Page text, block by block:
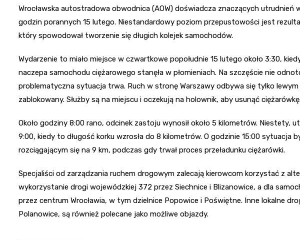
Wrocławska autostradowa obwodnica (AOW) doświadcza znaczących
godzin porannych 15 lutego. Niestandardowy poziom przepustowości jest
który spowodował tworzenie się długich kolejek samochodów.
Wydarzenie to miało miejsce w czwartkowe popołudnie 15 lutego około 3:30,
naczepa samochodu ciężarowego stanęła w płomieniach. Na szczęście nie
problematyczna sytuacja trwa. Ruch w stronę Warszawy odbywa się tylko
zablokowany. Służby są na miejscu i oczekują na holownik, aby usunąć
Około godziny 8:00 rano, odcinek zastoju wynosił około 5 kilometrów. Niestety,
9:00, kiedy to długość korku wzrosła do 8 kilometrów. O godzinie 15:00 sytuacja
rozciągającym się na 9 km, podczas gdy trwał proces przeładunku ciężarówki.
Specjaliści od zarządzania ruchem drogowym zalecają kierowcom korzystać z
wykorzystanie drogi wojewódzkiej 372 przez Siechnice i Blizanowice, a dla
przez centrum Wrocławia, w tym dzielnice Popowice i Poświętne. Inne lokalne
Polanowice, są również polecane jako możliwe objazdy.